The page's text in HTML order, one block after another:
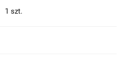
1 szt.